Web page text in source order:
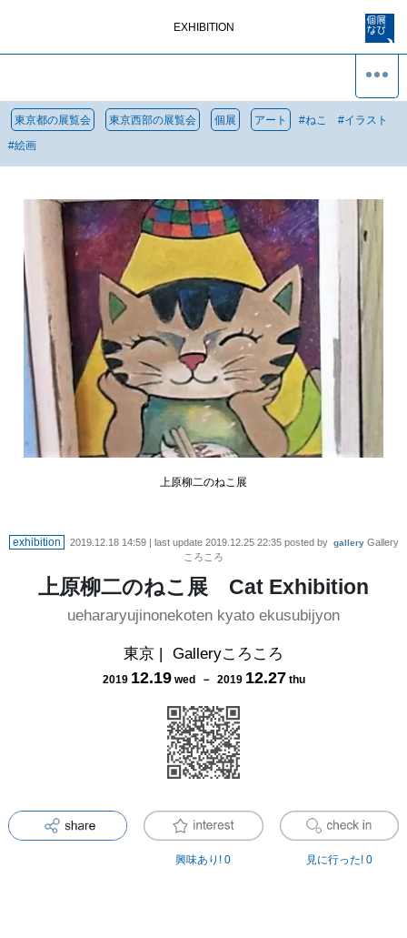
EXHIBITION
東京都の展覧会 東京西部の展覧会 個展 アート #ねこ #イラスト
#絵画
上原柳二のねこ展
exhibition 2019.12.18 14:59| last update 2019.12.25 22:35posted by gallery Gallery
ころころ
上原柳二のねこ展 Cat Exhibition
uehararyujinonekoten kyato ekusubijyon
東京 | Galleryころころ
2019 12.19 wed － 2019 12.27 thu
興味あり! 0 見に行った! 0